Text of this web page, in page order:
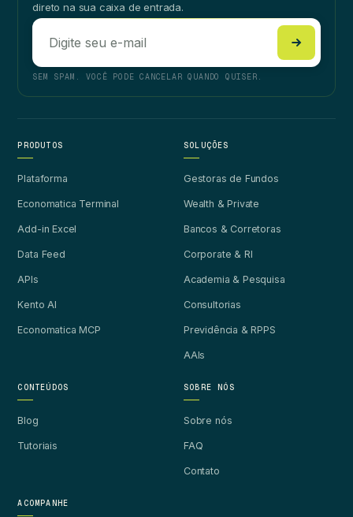
direto na sua caixa de entrada.
SEM SPAM. VOCÊ PODE CANCELAR QUANDO QUISER.
PRODUTOS
Plataforma
Economatica Terminal
Add-in Excel
Data Feed
APIs
Kento AI
Economatica MCP
SOLUÇÕES
Gestoras de Fundos
Wealth & Private
Bancos & Corretoras
Corporate & RI
Academia & Pesquisa
Consultorias
Previdência & RPPS
AAIs
CONTEÚDOS
Blog
Tutoriais
SOBRE NÓS
Sobre nós
FAQ
Contato
ACOMPANHE